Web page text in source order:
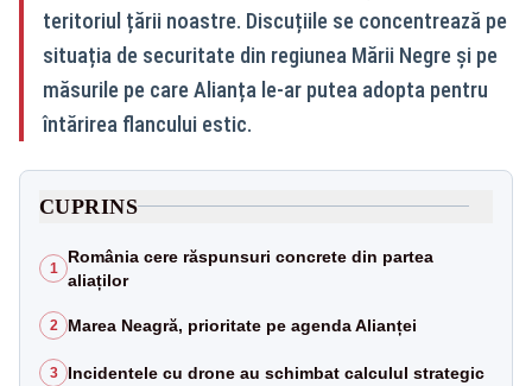
teritoriul țării noastre. Discuțiile se concentrează pe
situația de securitate din regiunea Mării Negre și pe
măsurile pe care Alianța le-ar putea adopta pentru
întărirea flancului estic.
CUPRINS
1
România cere răspunsuri concrete din partea
aliaților
2 Marea Neagră, prioritate pe agenda Alianței
3 Incidentele cu drone au schimbat calculul strategic